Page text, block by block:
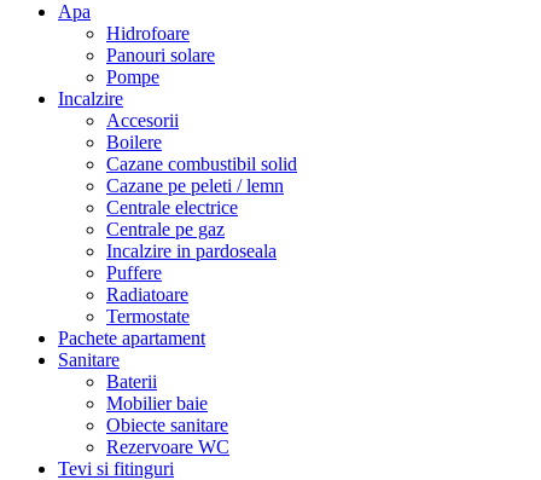
Apa
Hidrofoare
Panouri solare
Pompe
Incalzire
Accesorii
Boilere
Cazane combustibil solid
Cazane pe peleti / lemn
Centrale electrice
Centrale pe gaz
Incalzire in pardoseala
Puffere
Radiatoare
Termostate
Pachete apartament
Sanitare
Baterii
Mobilier baie
Obiecte sanitare
Rezervoare WC
Tevi si fitinguri